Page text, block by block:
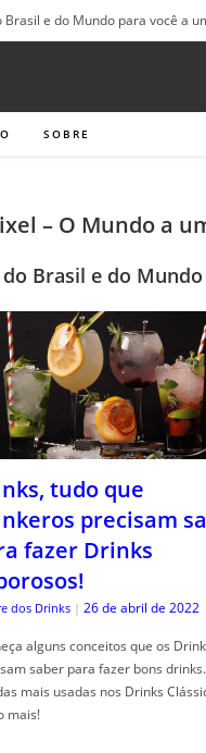
e do Mundo para você a
SOBRE
– O Mundo a
Brasil e do
tudo que
precisam
fazer Drinks
dos Drinks | 26 de abril de 2022
alguns conceitos que os
saber para fazer bons
mais usadas nos Drinks
mais!